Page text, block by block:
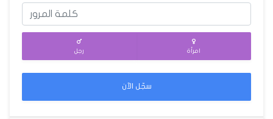
امرأة رجل
سجّل الآن